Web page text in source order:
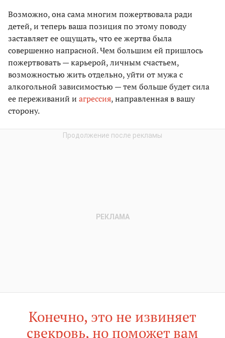
Возможно, она сама многим пожертвовала ради
детей, и теперь ваша позиция по этому поводу
заставляет ее ощущать, что ее жертва была
совершенно напрасной. Чем большим ей пришлось
пожертвовать — карьерой, личным счастьем,
возможностью жить отдельно, уйти от мужа с
алкогольной зависимостью — тем больше будет сила
ее переживаний и агрессия, направленная в вашу
сторону.
Конечно, это не извиняет
свекровь, но поможет вам